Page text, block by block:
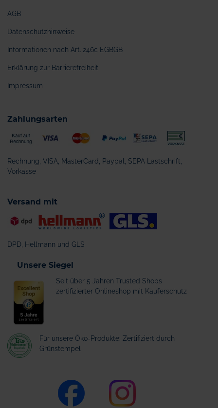
AGB
Datenschutzhinweise
Informationen nach Art. 246c EGBGB
Erklärung zur Barrierefreiheit
Impressum
Zahlungsarten
Rechnung, VISA, MasterCard, Paypal, SEPA Lastschrift,
Vorkasse
Versand mit
DPD, Hellmann und GLS
Unsere Siegel
Seit über 5 Jahren Trusted Shops
zertifizierter Onlineshop mit Käuferschutz
Für unsere Öko-Produkte: Zertifiziert durch
Grünstempel